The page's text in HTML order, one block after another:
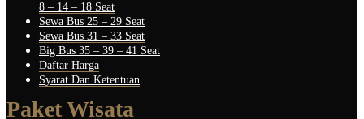
8 – 14 – 18 Seat
Sewa Bus 25 – 29 Seat
Sewa Bus 31 – 33 Seat
Big Bus 35 – 39 – 41 Seat
Daftar Harga
Syarat Dan Ketentuan
Paket Wisata